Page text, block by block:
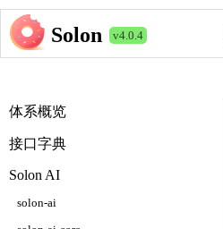
Solon v4.0.4
体系概览
接口字典
Solon AI
solon-ai